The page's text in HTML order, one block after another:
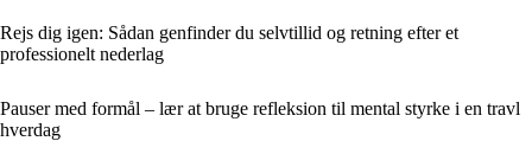
Rejs dig igen: Sådan genfinder du selvtillid og retning efter et
professionelt nederlag
Pauser med formål – lær at bruge refleksion til mental styrke i en travl
hverdag